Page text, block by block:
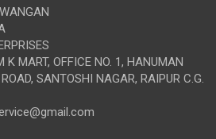
K MART, OFFICE NO. 1, HANUMAN
SANTOSHI NAGAR, RAIPUR C.G.